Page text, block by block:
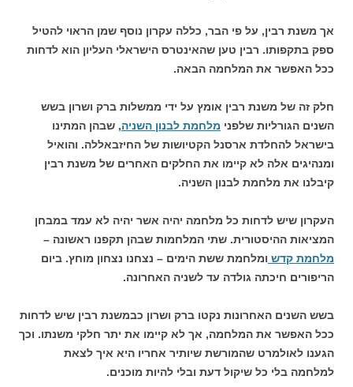
אך משנת רבין, על פי הבר, כללה עקרון נוסף שמן הראוי להטיל
ספק בתקפותו. רבין טען שהאינטרס הישראלי העליון הוא לדחות
ככל האפשר את המלחמה הבאה.
חלק זה של משנת רבין אומץ על ידי ממשלות ברק ושרון בשש
השנים הגורליות שלפני מלחמת לבנון השניה, שבהן המתינו
בישראל להחלדת ארסנל הקטיושות של החיזבאללה. והואיל
ומנהיגים אלה לא קיימו את החלקים האחרים של משנת רבין
קיבלנו את מלחמת לבנון השניה.
העקרון שיש לדחות כל מלחמה יהיה אשר יהיה לא עמד במבחן
המציאות ההיסטורית. שתי המלחמות שבהן תקפנו ראשונה –
מלחמת קדש ומלחמת ששת הימים – נצחנו נצחון מוחץ. ביום
הריפורים חיכתה גולדה עד לשניה האחרונה.
בשש השנים האחרונות נקטו ברק ושרון כבמשנת רבין שיש לדחות
ככל האפשר את המלחמה, אך לא קיימו את יתר חלקי משנתו. וכך
הגענו לאולמרט שהמורשת שיותיר אחריו היא איך לצאת
למלחמה בלי כל שיקול דעת ובלי להיות מוכנים.